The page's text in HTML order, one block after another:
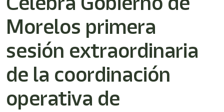
Este
acceso
directo
lector
de
pantalla
ayudarle
Morelos primera
sesión extraordinaria
de la coordinación
operativa de